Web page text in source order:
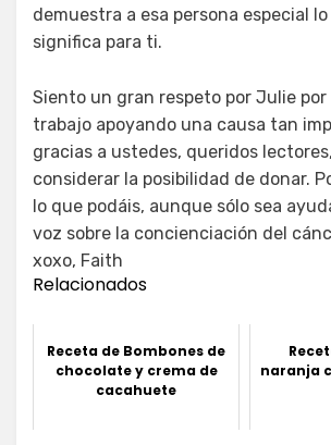
demuestra a esa persona especial
significa para ti.
Siento un gran respeto por Julie
trabajo apoyando una causa tan
gracias a ustedes, queridos
considerar la posibilidad de donar.
lo que podáis, aunque sólo sea
voz sobre la concienciación del
xoxo, Faith
Relacionados
Receta de Bombones de
chocolate y crema de
cacahuete
naranja